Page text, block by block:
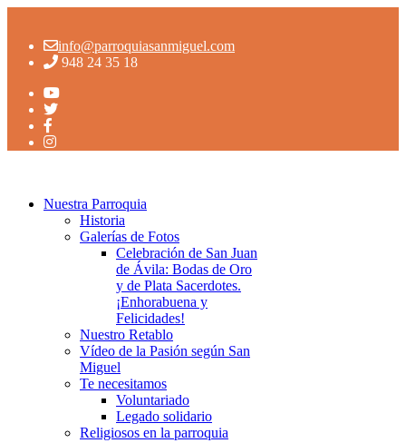
info@parroquiasanmiguel.com
948 24 35 18
Nuestra Parroquia
Historia
Galerías de Fotos
Celebración de San Juan
de Ávila: Bodas de Oro
y de Plata Sacerdotes.
¡Enhorabuena y
Felicidades!
Nuestro Retablo
Vídeo de la Pasión según San
Miguel
Te necesitamos
Voluntariado
Legado solidario
Religiosos en la parroquia